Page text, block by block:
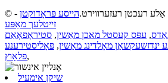
הייסע פּראָדוקטן -
זייטלעך מאַפּע
, עפּס קעסטל מאכן מאַשין, סטיראָפאָאַם
ינדזשעקשאַן מאָלדינג מאַשין, פּאָליסטירענע
פלאָוץ,
שיקן אימעיל